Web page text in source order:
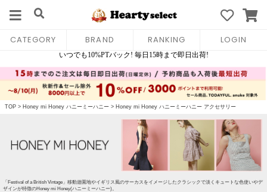
CATEGORY BRAND RANKING LOGIN
TOP > Honey mi Honey ハニーミーハニー > Honey mi Honey ハニーミーハニー アクセサリー
「Festival of a British Vintage」移動遊園地やイギリス風のサーカスをイメージしたクラシックで淡くキュートな色使いやデ
ザインが特徴のHoney mi Honey(ハニーミーハニー)。